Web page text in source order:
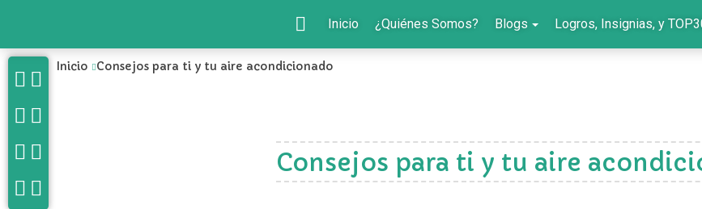
Inicio ¿Quiénes Somos? Blogs Logros, Insignias, y
Inicio Consejos para ti y tu aire acondicionado
Consejos para ti y tu aire